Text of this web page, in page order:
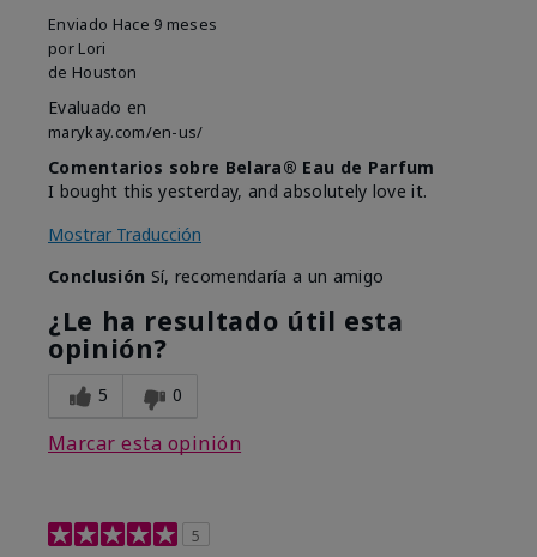
Enviado Hace 9 meses
por Lori
de Houston
Evaluado en
marykay.com/en-us/
Comentarios sobre Belara® Eau de Parfum
I bought this yesterday, and absolutely love it.
Mostrar Traducción
Conclusión Sí, recomendaría a un amigo
¿Le ha resultado útil esta
opinión?
5 0
Marcar esta opinión
5